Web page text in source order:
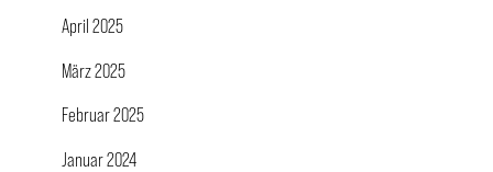
April 2025
März 2025
Februar 2025
Januar 2024